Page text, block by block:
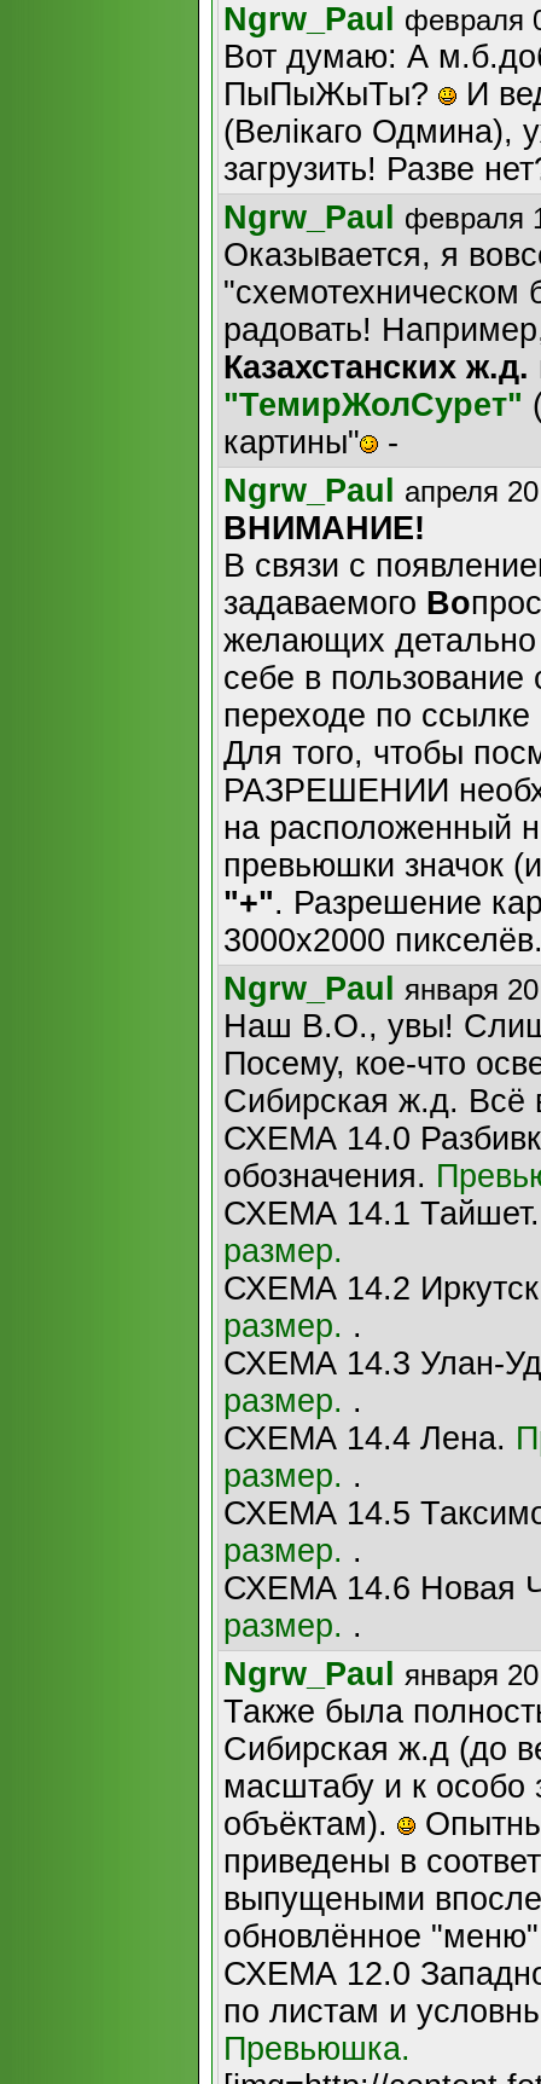
Ngrw_Paul февраля
Вот думаю: А
ПыПыЖыТы?
И
(Велiкаго Одмина),
загрузить! Разве
Ngrw_Paul
февраля
Оказывается, я
"схемотехническом
радовать!
Казахстанских ж.д.
"ТемирЖолСурет"
картины"
-
Ngrw_Paul
апреля
ВНИМАНИЕ!
В связи с
задаваемого Во
желающих детально
себе в
переходе по
Для того, чтобы
РАЗРЕШЕНИИ
на расположенный
превьюшки значок
"+". Разрешение
3000х2000
Ngrw_Paul
января
Наш В.О., увы!
Посему, кое-что
Сибирская ж.д. Всё
СХЕМА 14.0
обозначения.
СХЕМА 14.1
размер.
СХЕМА 14.2
размер. .
СХЕМА 14.3 Улан-
размер. .
СХЕМА 14.4 Лена.
размер. .
СХЕМА 14.5
размер. .
СХЕМА 14.6 Новая
размер. .
Ngrw_Paul
января
Также была
Сибирская ж.д (до
масштабу и к
объёктам).
приведены в
выпущеными
обновлённое
СХЕМА 12.0
по листам и
Превьюшка.